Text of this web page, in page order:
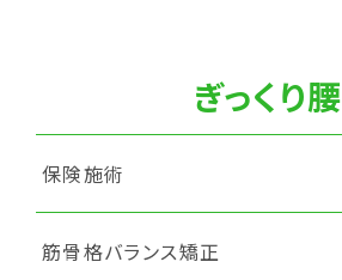
ぎっくり腰
保険施術
筋骨格バランス矯正